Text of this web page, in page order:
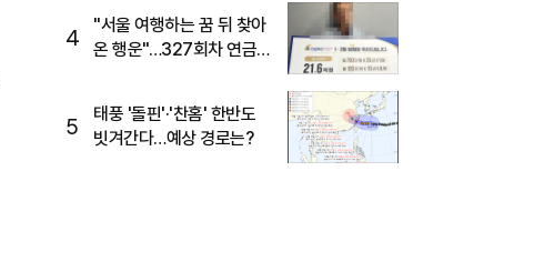
4
"서울 여행하는 꿈 뒤 찾아
온 행운"…327회차 연금
5
태풍 '돌핀'·'찬홈' 한반도
빗겨간다…예상 경로는?